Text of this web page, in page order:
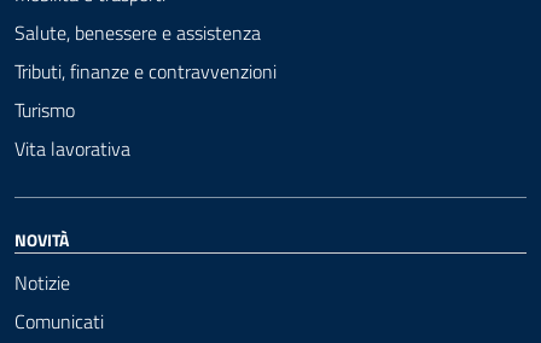
Salute, benessere e assistenza
Tributi, finanze e contravvenzioni
Turismo
Vita lavorativa
NOVITÀ
Notizie
Comunicati